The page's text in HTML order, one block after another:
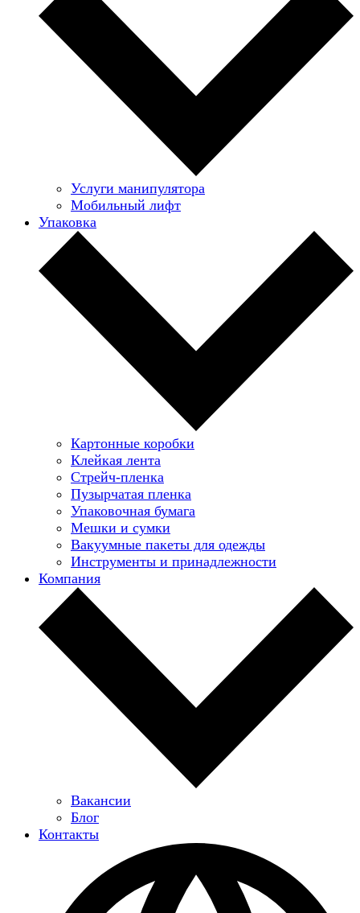
Услуги манипулятора
Мобильный лифт
Упаковка
Картонные коробки
Клейкая лента
Стрейч-пленка
Пузырчатая пленка
Упаковочная бумага
Мешки и сумки
Вакуумные пакеты для одежды
Инструменты и принадлежности
Компания
Вакансии
Блог
Контакты